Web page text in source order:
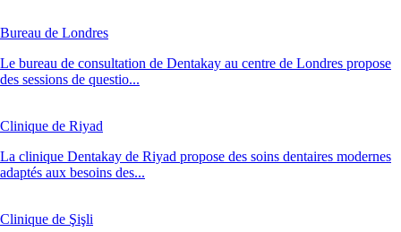
Bureau de Londres
Le bureau de consultation de Dentakay au centre de Londres propose
des sessions de questio...
Clinique de Riyad
La clinique Dentakay de Riyad propose des soins dentaires modernes
adaptés aux besoins des...
Clinique de Şişli